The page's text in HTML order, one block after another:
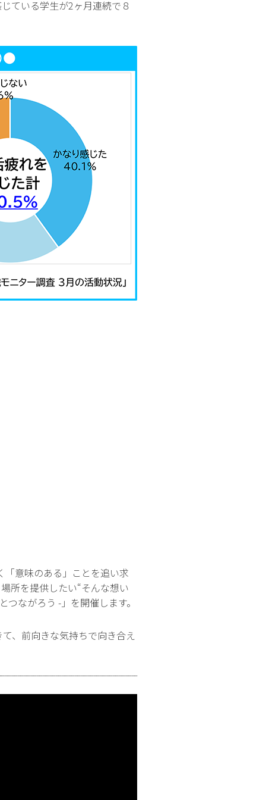
ている学生が2ヶ月連続で８
意味のある」ことを追い求
所を提供したい“そんな想い
ながろう -」を開催します。
、前向きな気持ちで向き合え